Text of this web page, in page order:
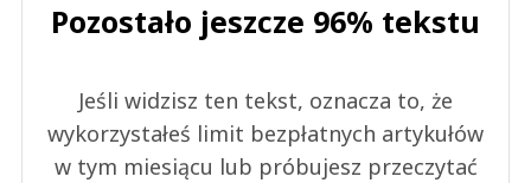
Pozostało jeszcze 96% tekstu
Jeśli widzisz ten tekst, oznacza to, że
wykorzystałeś limit bezpłatnych artykułów
w tym miesiącu lub próbujesz przeczytać